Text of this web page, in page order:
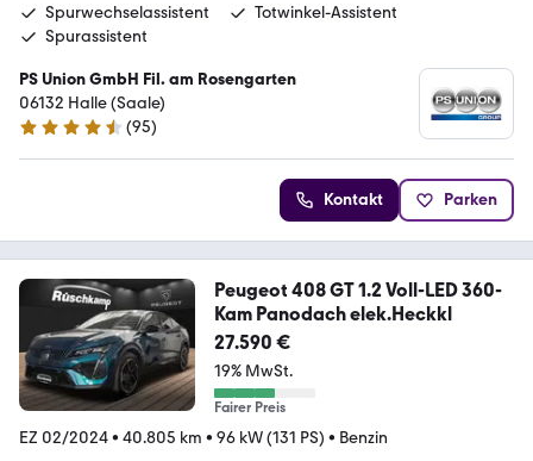
Spurwechselassistent
Totwinkel-Assistent
Spurassistent
PS Union GmbH Fil. am Rosengarten
06132 Halle (Saale)
4.6 Sterne
(95)
Kontakt Parken
Peugeot 408 GT 1.2 Voll-LED 360-
Kam Panodach elek.Heckkl
27.590 €
19% MwSt.
Fairer Preis
EZ 02/2024• 40.805 km • 96 kW (131 PS) • Benzin